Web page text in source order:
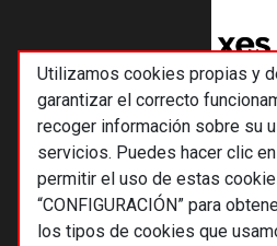
Utilizamos cookies propias y
garantizar el correcto
recoger información sobre su
servicios. Puedes hacer clic en
permitir el uso de estas
“CONFIGURACIÓN” para
los tipos de cookies que